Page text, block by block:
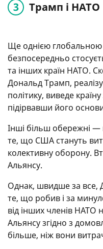
Трамп і НАТО
Ще однією
безпосередньо
та інших країн НАТО.
Дональд Трамп,
політику, виведе
підірвавши його
Інші більш обережні
те, що США стануть
колективну оборону.
Альянсу.
Однак, швидше за все,
те, що робив і за
від інших членів НАТО
Альянсу згідно з
більше, ніж вони